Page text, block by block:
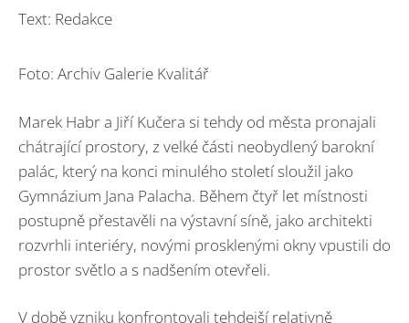
Text: Redakce
Foto: Archiv Galerie Kvalitář
Marek Habr a Jiří Kučera si tehdy od města pronajali
chátrající prostory, z velké části neobydlený barokní
palác, který na konci minulého století sloužil jako
Gymnázium Jana Palacha. Během čtyř let místnosti
postupně přestavěli na výstavní síně, jako architekti
rozvrhli interiéry, novými prosklenými okny vpustili do
prostor světlo a s nadšením otevřeli.
V době vzniku konfrontovali tehdejší relativně